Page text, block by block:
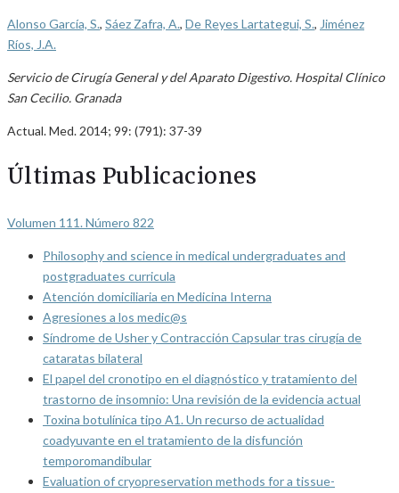
Alonso García, S., Sáez Zafra, A., De Reyes Lartategui, S., Jiménez
Ríos, J.A.
Servicio de Cirugía General y del Aparato Digestivo. Hospital Clínico
San Cecilio. Granada
Actual. Med. 2014; 99: (791): 37-39
Últimas Publicaciones
Volumen 111. Número 822
Philosophy and science in medical undergraduates and
postgraduates curricula
Atención domiciliaria en Medicina Interna
Agresiones a los medic@s
Síndrome de Usher y Contracción Capsular tras cirugía de
cataratas bilateral
El papel del cronotipo en el diagnóstico y tratamiento del
trastorno de insomnio: Una revisión de la evidencia actual
Toxina botulínica tipo A1. Un recurso de actualidad
coadyuvante en el tratamiento de la disfunción
temporomandibular
Evaluation of cryopreservation methods for a tissue-